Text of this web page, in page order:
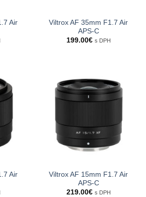
Air
Viltrox AF 35mm F1.7 Air
APS-C
199.00€ s DPH
Air
Viltrox AF 15mm F1.7 Air
APS-C
219.00€ s DPH